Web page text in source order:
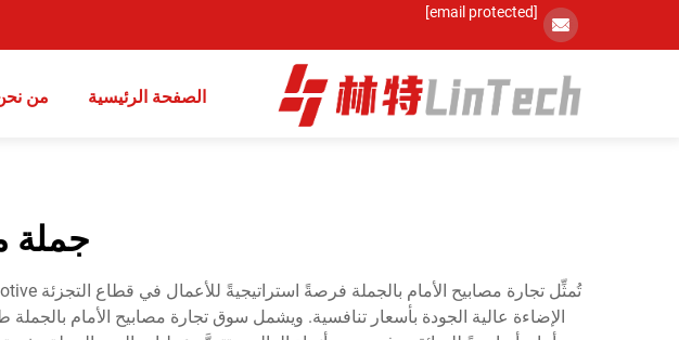
[email protected]
الصفحة الرئيسية من
جملة
الإضاءة عالية الجودة بأسعار تنافسية. ويشمل سوق تجارة مصابيح الأمام